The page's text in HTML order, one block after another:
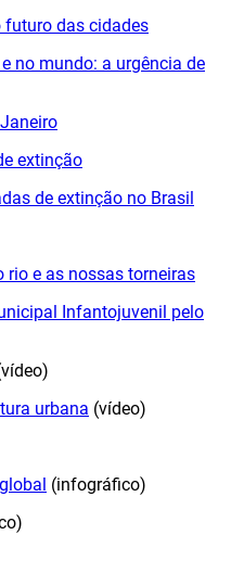
futuro das cidades
no mundo: a urgência de
extinção
de extinção no Brasil
rio e as nossas torneiras
Infantojuvenil pelo
urbana (vídeo)
(infográfico)